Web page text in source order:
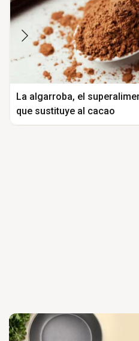
La algarroba, el
que sustituye al cacao